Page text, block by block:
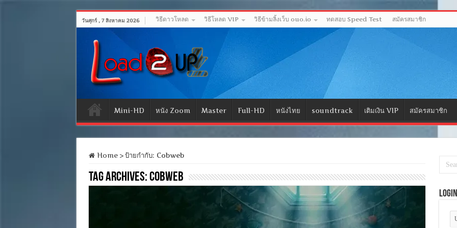
วันศุกร์ , 7 สิงหาคม 2026 วิธีดาวโหลด วิธีโหลด VIP วิธีข้ามลิ้งเว็บ ouo.io ทดสอบ Speed Test สมัครสมาชิก
Mini-HD หนัง Zoom Master Full-HD หนังไทย soundtrack เติมเงิน VIP สมัครสมาชิก
Home > ป้ายกำกับ: Cobweb
Tag Archives:Cobweb
Login